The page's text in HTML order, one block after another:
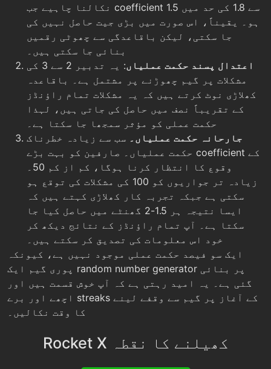
نکالنا چاہیے جب coefficient 1.5 سے 1.8 کی حد میں
ہو۔ یقیناً، اس صورت میں بڑی جیت حاصل نہیں کی
جا سکتی، لیکن باقاعدگی سے چھوٹی رقمیں
بنائی جا سکتی ہیں۔
اعتدال پسند حکمت عملیاں
: یہ تدبیر 2 سے 3 کی
مشکلات پر گیم چھوڑنے پر مشتمل ہے۔ باقاعدہ
کھلاڑی نوٹ کرتے ہیں کہ یہ مشکلات تمام راؤنڈز
کے تقریباً نصف میں حاصل کی جاتی ہیں، لہذا
حکمت عملی کو مؤثر سمجھا جا سکتا ہے۔
جارحانہ حکمت عملیاں۔ سب سے زیادہ خطرناک
حکمت عملیاں۔ صارفین کو بہت بڑے coefficient کے
وقوع کا انتظار کرنا ہوگا، کم از کم 50۔
زیادہ تر جواریوں کو 100 کی مشکلات کی توقع ہو
سکتی ہے جبکہ تجربہ کار کھلاڑی کہتے ہیں کہ
ایسا نتیجہ ہر 1.5-2 گھنٹے میں حاصل کیا جا
سکتا ہے۔ آپ تمام راؤنڈز کے نتائج دیکھ کر
خود اس معلومات کی تصدیق کر سکتے ہیں۔
ایک سو فیصد حکمت عملی موجود نہیں ہے، کیونکہ
پوری گیم ایک random number generator پر بنائی
گئی ہے۔ یہ امید رہتی ہے کہ آپ خوش قسمت ہیں اور
اچھے اور برے streaks کے آغاز پر گیم سے وقفے لینے
کا وقت نکالیں۔
Rocket X کھیلنے کا نقطہ